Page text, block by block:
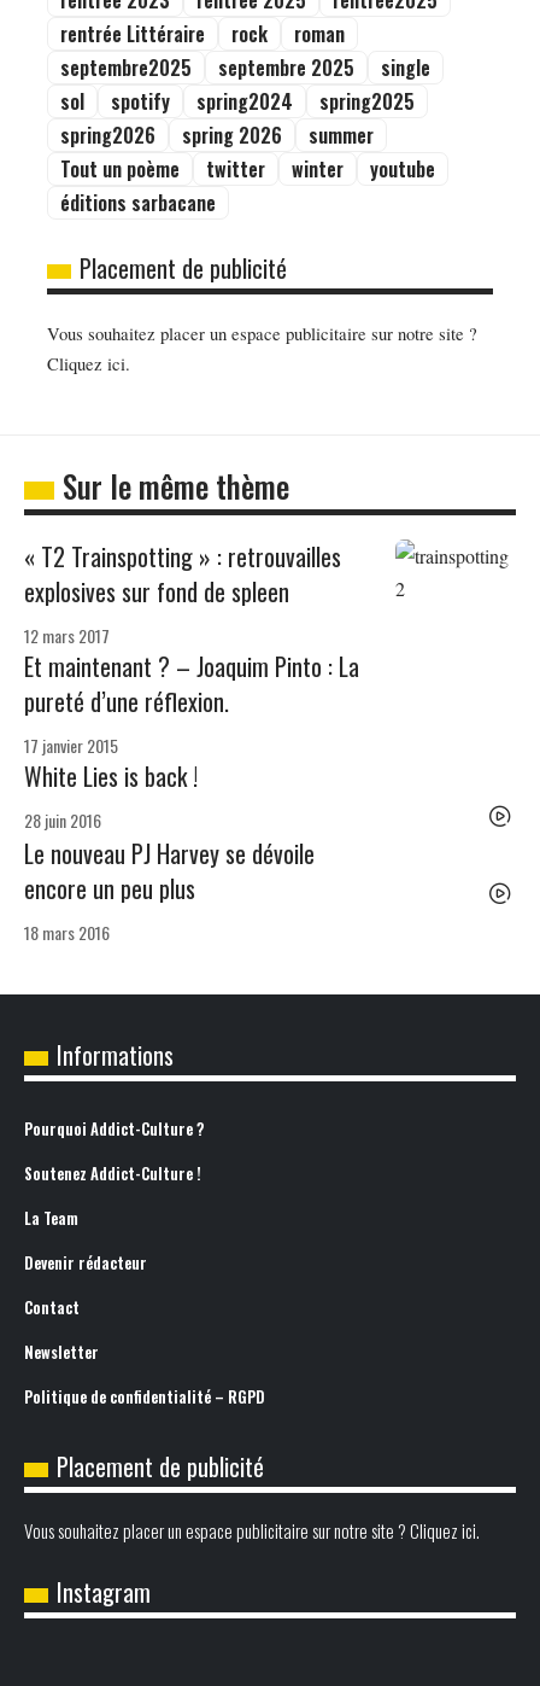
rentrée Littéraire
rock
roman
septembre2025
septembre 2025
single
sol
spotify spring2024
spring2025
spring2026
spring 2026
summer
Tout un poème
twitter winter
youtube
éditions sarbacane
Placement de publicité
Vous souhaitez placer un espace publicitaire sur notre site ?
Cliquez ici.
Sur le même thème
« T2 Trainspotting » : retrouvailles
explosives sur fond de spleen
12 mars 2017
Et maintenant ? – Joaquim Pinto : La
pureté d’une réflexion.
17 janvier 2015
White Lies is back !
28 juin 2016
Le nouveau PJ Harvey se dévoile
encore un peu plus
18 mars 2016
Informations
Pourquoi Addict-Culture ?
Soutenez Addict-Culture !
La Team
Devenir rédacteur
Contact
Newsletter
Politique de confidentialité – RGPD
Placement de publicité
Vous souhaitez placer un espace publicitaire sur notre site ? Cliquez ici.
Instagram